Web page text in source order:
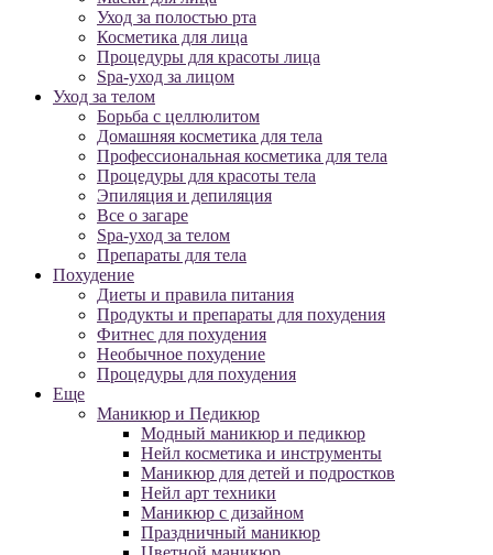
Уход за полостью рта
Косметика для лица
Процедуры для красоты лица
Spa-уход за лицом
Уход за телом
Борьба с целлюлитом
Домашняя косметика для тела
Профессиональная косметика для тела
Процедуры для красоты тела
Эпиляция и депиляция
Все о загаре
Spa-уход за телом
Препараты для тела
Похудение
Диеты и правила питания
Продукты и препараты для похудения
Фитнес для похудения
Необычное похудение
Процедуры для похудения
Еще
Маникюр и Педикюр
Модный маникюр и педикюр
Нейл косметика и инструменты
Маникюр для детей и подростков
Нейл арт техники
Маникюр с дизайном
Праздничный маникюр